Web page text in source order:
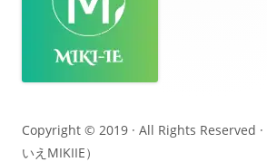
テ
Copyright © 2019 · All Rights Reserved ·
いえMIKIIE）